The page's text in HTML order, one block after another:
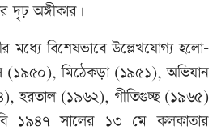
অঙ্গীকার।
মধ্যে বিশেষভাবে উল্লেখযোগ্য হলো-
(১৯৫০), মিঠেকড়া (১৯৫১), অভিযান
হরতাল (১৯৬২), গীতিগুচ্ছ (১৯৬৫)
১৯৪৭ সালের ১৩ মে কলকাতার